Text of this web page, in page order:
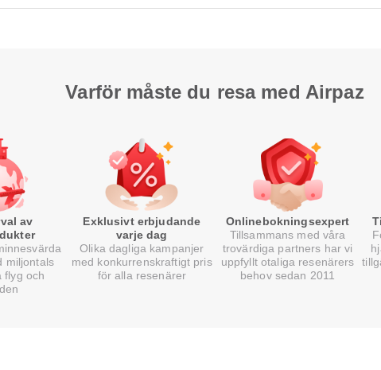
Varför måste du resa med Airpaz
av
miljontals
flyg och
Exklusivt erbjudande
varje dag
Olika dagliga kampanjer
med konkurrenskraftigt pris
för alla resenärer
Onlinebokningsexpert
Tillsammans med våra
trovärdiga partners har vi
uppfyllt otaliga resenärers
behov sedan 2011